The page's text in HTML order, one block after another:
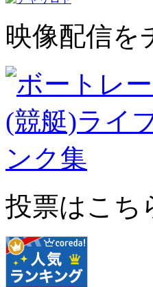
映像配信を
投票はこち